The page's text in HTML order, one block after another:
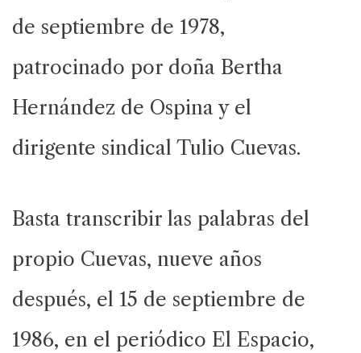
de septiembre de 1978,
patrocinado por doña Bertha
Hernández de Ospina y el
dirigente sindical Tulio Cuevas.
Basta transcribir las palabras del
propio Cuevas, nueve años
después, el 15 de septiembre de
1986, en el periódico El Espacio,